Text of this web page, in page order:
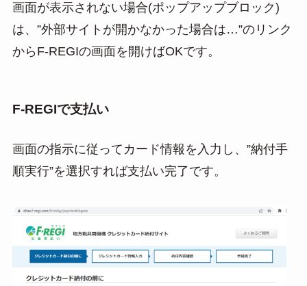
画面が表示されない場合(ポップアップブロック)
は、”外部サイトが開かなかった場合は…”のリンク
からF-REGIの画面を開けばOKです。
F-REGIで支払い
画面の指示に従ってカード情報を入力し、”納付手
順実行”を選択すれば支払い完了です。